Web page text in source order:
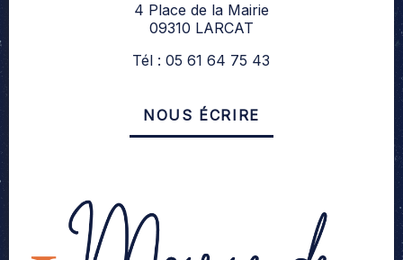
4 Place de la Mairie
09310 LARCAT
Tél : 05 61 64 75 43
NOUS ÉCRIRE